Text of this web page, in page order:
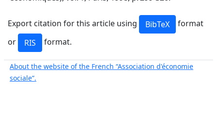
Export citation for this article using
format
or
format.
About the website of the French “Association d'économie
sociale”.